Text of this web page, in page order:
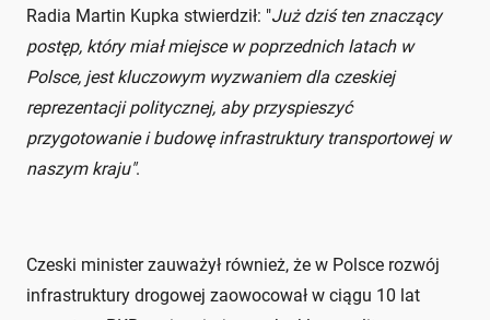
Radia Martin Kupka stwierdził: "Już dziś ten znaczący
postęp, który miał miejsce w poprzednich latach w
Polsce, jest kluczowym wyzwaniem dla czeskiej
reprezentacji politycznej, aby przyspieszyć
przygotowanie i budowę infrastruktury transportowej w
naszym kraju".
Czeski minister zauważył również, że w Polsce rozwój
infrastruktury drogowej zaowocował w ciągu 10 lat